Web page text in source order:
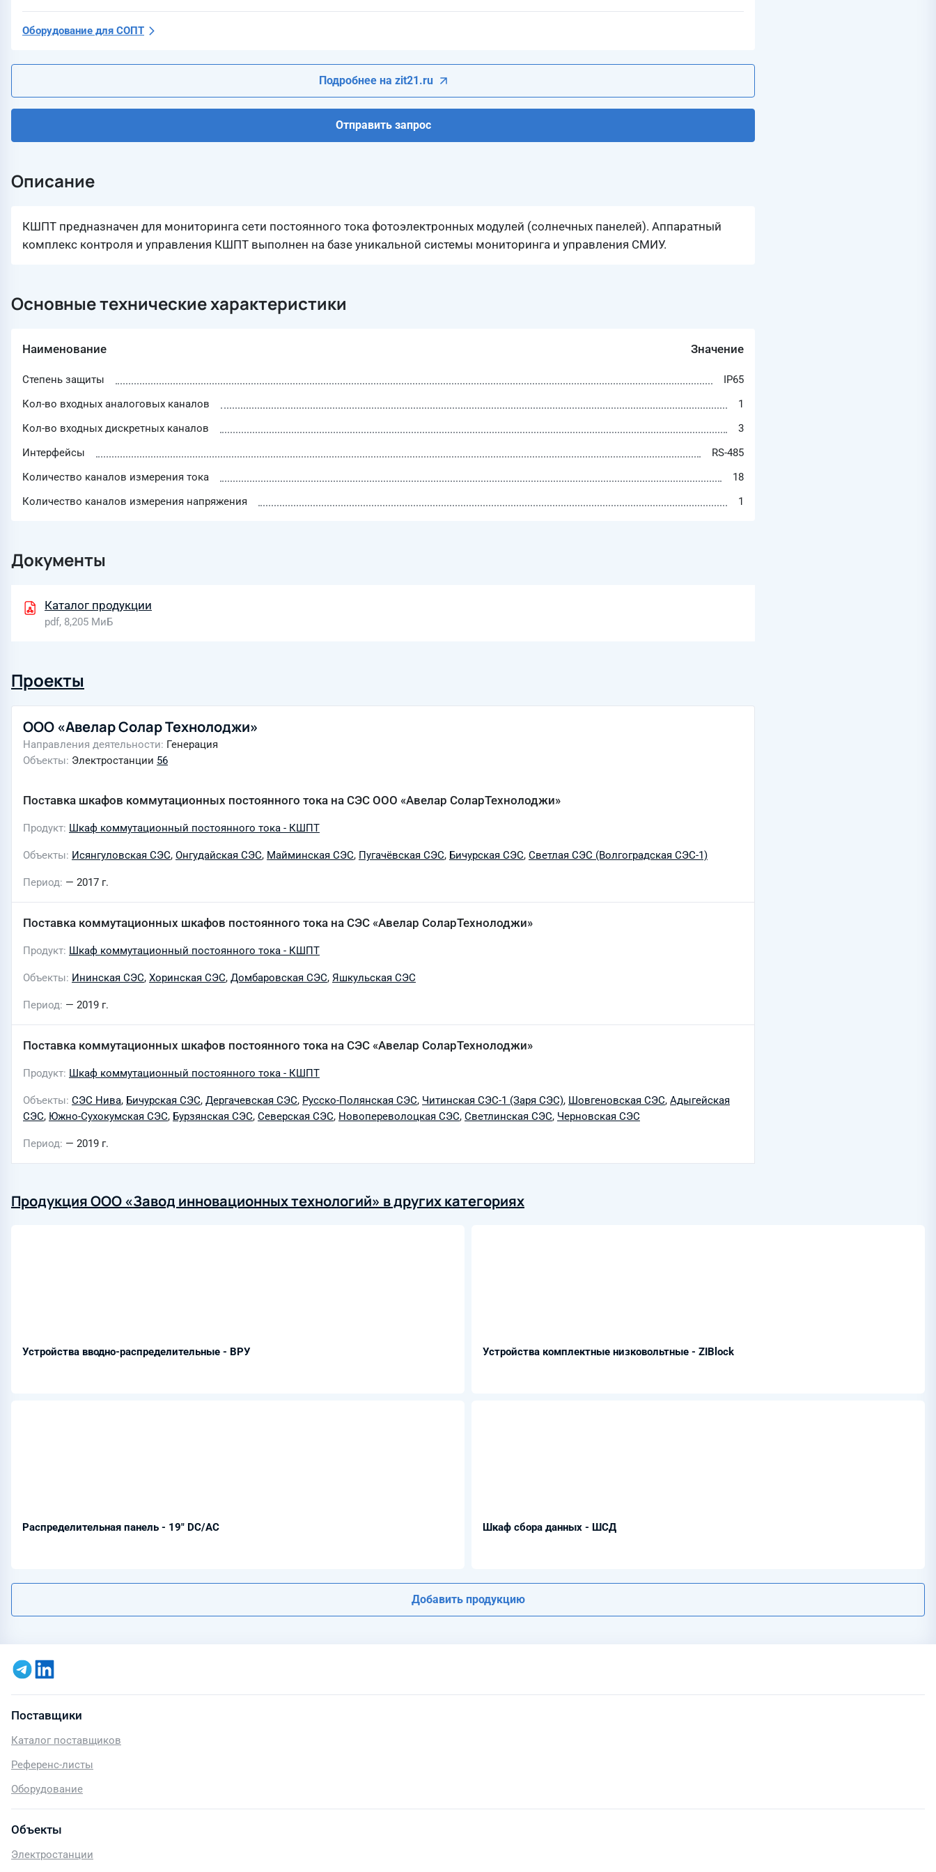
Оборудование для СОПТ
Подробнее на zit21.ru
Отправить запрос
Описание
КШПТ предназначен для мониторинга сети постоянного тока фотоэлектронных модулей (солнечных панелей). Аппаратный
комплекс контроля и управления КШПТ выполнен на базе уникальной системы мониторинга и управления СМИУ.
Основные технические характеристики
Наименование Значение
Степень защиты
IP65
Кол-во входных аналоговых каналов
1
Кол-во входных дискретных каналов
3
Интерфейсы
RS-485
Количество каналов измерения тока
18
Количество каналов измерения напряжения
1
Документы
Каталог продукции
pdf, 8,205 МиБ
Проекты
ООО «Авелар Солар Технолоджи»
Направления деятельности Генерация
Объекты Электростанции 56
Поставка шкафов коммутационных постоянного тока на СЭС ООО «Авелар СоларТехнолоджи»
Продукт Шкаф коммутационный постоянного тока - КШПТ
Объекты Исянгуловская СЭС, Онгудайская СЭС, Майминская СЭС, Пугачёвская СЭС, Бичурская СЭС, Светлая СЭС (Волгоградская СЭС-1)
Период — 2017 г.
Поставка коммутационных шкафов постоянного тока на СЭС «Авелар СоларТехнолоджи»
Продукт Шкаф коммутационный постоянного тока - КШПТ
Объекты Ининская СЭС, Хоринская СЭС, Домбаровская СЭС, Яшкульская СЭС
Период — 2019 г.
Поставка коммутационных шкафов постоянного тока на СЭС «Авелар СоларТехнолоджи»
Продукт Шкаф коммутационный постоянного тока - КШПТ
Объекты СЭС Нива, Бичурская СЭС, Дергачевская СЭС, Русско-Полянская СЭС, Читинская СЭС-1 (Заря СЭС), Шовгеновская СЭС, Адыгейская
СЭС, Южно-Сухокумская СЭС, Бурзянская СЭС, Северская СЭС, Новопереволоцкая СЭС, Светлинская СЭС, Черновская СЭС
Период — 2019 г.
Продукция ООО «Завод инновационных технологий» в других категориях
Устройства вводно-распределительные - ВРУ Устройства комплектные низковольтные - ZIBlock
Распределительная панель - 19" DC/AC Шкаф сбора данных - ШСД
Добавить продукцию
Поставщики
Каталог поставщиков
Референс-листы
Оборудование
Объекты
Электростанции